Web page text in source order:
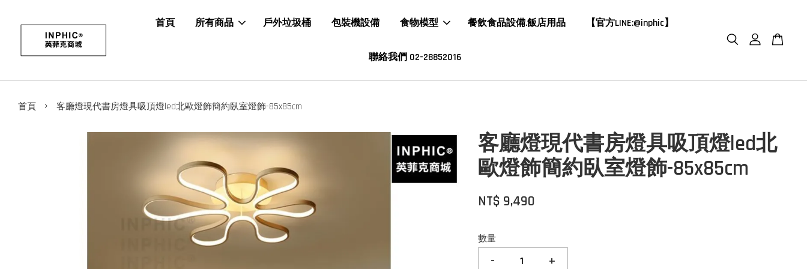
首頁 所有商品 戶外垃圾桶 包裝機設備 食物模型 餐飲食品設備.飯店用品 【官方LINE:@inphic】
聯絡我們 02-28852016
首頁 › 客廳燈現代書房燈具吸頂燈led北歐燈飾簡約臥室燈飾-85x85cm
客廳燈現代書房燈具吸頂燈led北
歐燈飾簡約臥室燈飾-85x85cm
NT$ 9,490
數量
- +